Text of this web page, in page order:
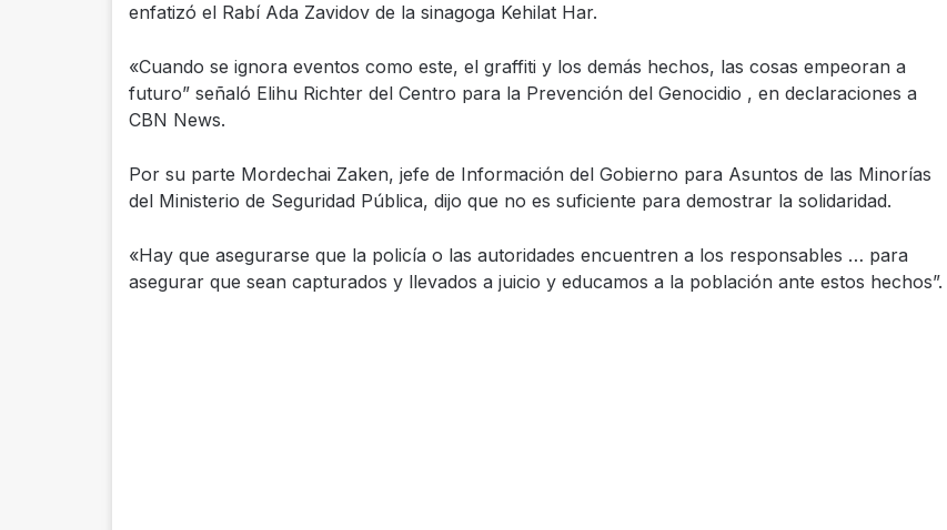
enfatizó el Rabí Ada Zavidov de la sinagoga Kehilat Har.
«Cuando se ignora eventos como este, el graffiti y los demás hechos, las cosas empeoran a
futuro” señaló Elihu Richter del Centro para la Prevención del Genocidio , en declaraciones a
CBN News.
Por su parte Mordechai Zaken, jefe de Información del Gobierno para Asuntos de las Minorías
del Ministerio de Seguridad Pública, dijo que no es suficiente para demostrar la solidaridad.
«Hay que asegurarse que la policía o las autoridades encuentren a los responsables … para
asegurar que sean capturados y llevados a juicio y educamos a la población ante estos hechos”.